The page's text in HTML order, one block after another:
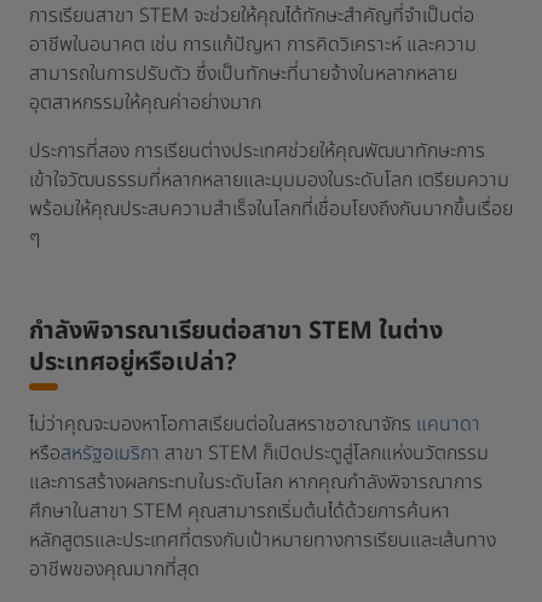
การเรียนสาขา STEM จะช่วยให้คุณได้ทักษะสำคัญที่จำเป็นต่อ
อาชีพในอนาคต เช่น การแก้ปัญหา การคิดวิเคราะห์ และความ
สามารถในการปรับตัว ซึ่งเป็นทักษะที่นายจ้างในหลากหลาย
อุตสาหกรรมให้คุณค่าอย่างมาก
ประการที่สอง การเรียนต่างประเทศช่วยให้คุณพัฒนาทักษะการ
เข้าใจวัฒนธรรมที่หลากหลายและมุมมองในระดับโลก เตรียมความ
พร้อมให้คุณประสบความสำเร็จในโลกที่เชื่อมโยงถึงกันมากขึ้นเรื่อย
ๆ
กำลังพิจารณาเรียนต่อสาขา STEM ในต่าง
ประเทศอยู่หรือเปล่า?
ไม่ว่าคุณจะมองหาโอกาสเรียนต่อในสหราชอาณาจักร แคนาดา
หรือสหรัฐอเมริกา สาขา STEM ก็เปิดประตูสู่โลกแห่งนวัตกรรม
และการสร้างผลกระทบในระดับโลก หากคุณกำลังพิจารณาการ
ศึกษาในสาขา STEM คุณสามารถเริ่มต้นได้ด้วยการค้นหา
หลักสูตรและประเทศที่ตรงกับเป้าหมายทางการเรียนและเส้นทาง
อาชีพของคุณมากที่สุด